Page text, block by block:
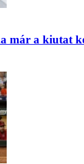
már a kiutat